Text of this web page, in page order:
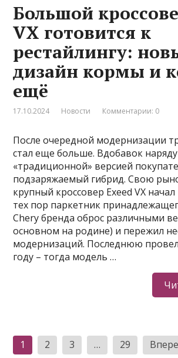
Большой
VX готовится к
рестайлингу:
дизайн кормы и
ещё
17.10.2024 Новости Комментарии: 0
После очередной модернизации
стал еще больше. Вдобавок наряду
«традиционной» версией
подзаряжаемый гибрид. Свою
крупный кроссовер Exeed VX начал
тех пор паркетник
Chery бренда оброс различными
основном на родине) и пережил
модернизаций. Последнюю
году – тогда модель …
Пагинация
1 2 3 … 29